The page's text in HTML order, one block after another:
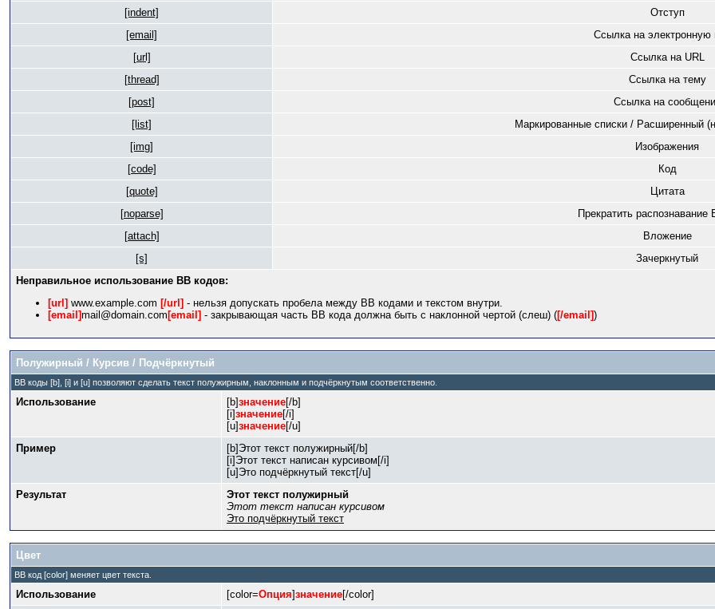
[indent]
Отступ
[email]
Ссылка на электронную
[url]
Ссылка на URL
[thread]
Ссылка на тему
[post]
Ссылка на
[list]
Маркированные списки / Расширенный
[img]
Изображения
[code]
Код
[quote]
Цитата
[noparse]
Прекратить распознавание
[attach]
Вложение
[s]
Зачеркнутый
Неправильное использование BB кодов:
[url] www.example.com [/url] - нельзя допускать пробела между BB кодами и текстом внутри.
[email]mail@domain.com [email] - закрывающая часть BB кода должна быть с наклонной чертой (слеш) ([/email])
Полужирный / Курсив / Подчёркнутый
BB коды [b], [i] и [u] позволяют сделать текст полужирным, наклонным и подчёркнутым соответственно.
Использование [b]значение[/b]
[i]значение[/i]
[u]значение[/u]
Пример
[b]Этот текст полужирный[/b]
[i]Этот текст написан курсивом[/i]
[u]Это подчёркнутый текст[/u]
Результат
Этот текст полужирный
Этот текст написан курсивом
Это подчёркнутый текст
Цвет
BB код [color] меняет цвет текста.
Использование [color=Опция]значение[/color]